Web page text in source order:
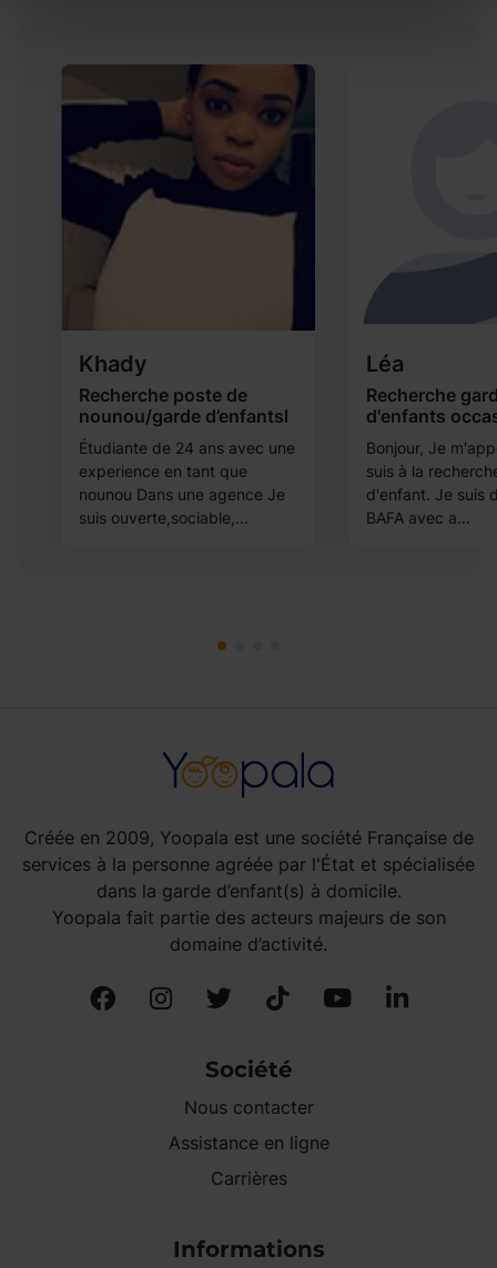
Khady
Recherche poste de
nounou/garde d’enfantsl
Étudiante de 24 ans avec une
experience en tant que
nounou Dans une agence Je
suis ouverte,sociable,...
Léa
Recherche
d'enfants
Bonjour, Je
suis à la
d'enfant. Je suis
BAFA avec a...
Créée en 2009, Yoopala est une société Française de
services à la personne agréée par l'État et spécialisée
dans la garde d’enfant(s) à domicile.
Yoopala fait partie des acteurs majeurs de son
domaine d’activité.
Société
Nous contacter
Assistance en ligne
Carrières
Informations